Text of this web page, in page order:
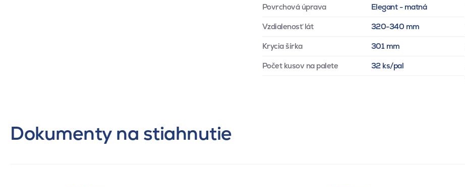
Povrchová úprava Elegant - matná
Vzdialenosť lát 320-340 mm
Krycia šírka 301 mm
Počet kusov na palete 32 ks/pal
Dokumenty na stiahnutie